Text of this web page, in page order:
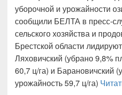
уборочной и урожайности
сообщили БЕЛТА в пресс-
сельского хозяйства и
Брестской области
Ляховичский (убрано 9,8%
60,7 ц/га) и Барановичский
урожайность 59,7 ц/га)